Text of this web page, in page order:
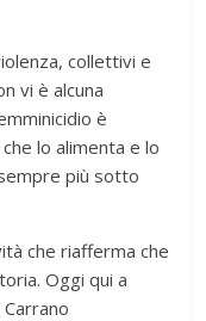
collettivi e
vi è alcuna
è
lo alimenta e lo
più sotto
che riafferma che
Oggi qui a